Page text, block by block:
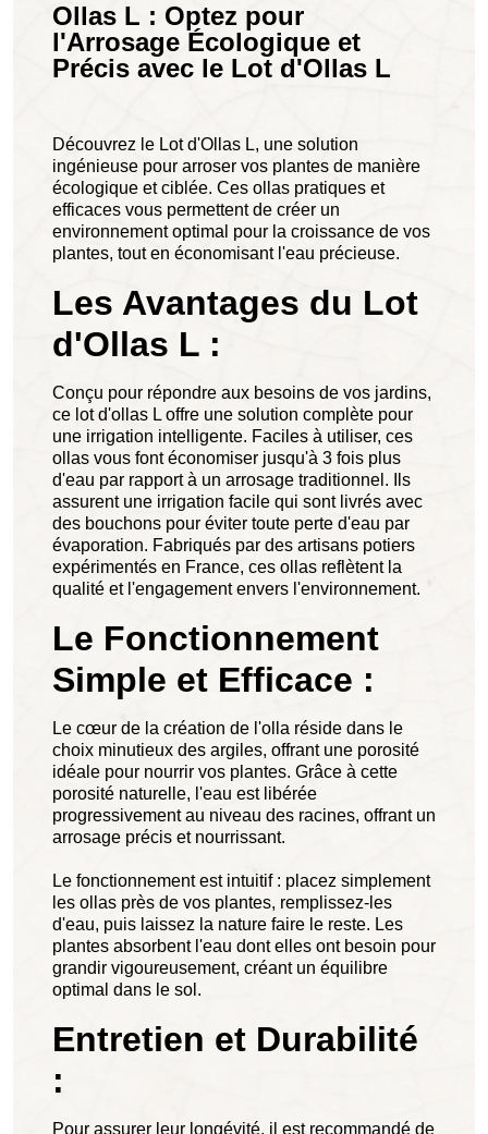
Ollas L : Optez pour
l'Arrosage Écologique et
Précis avec le Lot d'Ollas L
Découvrez le Lot d'Ollas L, une solution
ingénieuse pour arroser vos plantes de manière
écologique et ciblée. Ces ollas pratiques et
efficaces vous permettent de créer un
environnement optimal pour la croissance de vos
plantes, tout en économisant l'eau précieuse.
Les Avantages du Lot
d'Ollas L :
Conçu pour répondre aux besoins de vos jardins,
ce lot d'ollas L offre une solution complète pour
une irrigation intelligente. Faciles à utiliser, ces
ollas vous font économiser jusqu'à 3 fois plus
d'eau par rapport à un arrosage traditionnel. Ils
assurent une irrigation facile qui sont livrés avec
des bouchons pour éviter toute perte d'eau par
évaporation. Fabriqués par des artisans potiers
expérimentés en France, ces ollas reflètent la
qualité et l'engagement envers l'environnement.
Le Fonctionnement
Simple et Efficace :
Le cœur de la création de l'olla réside dans le
choix minutieux des argiles, offrant une porosité
idéale pour nourrir vos plantes. Grâce à cette
porosité naturelle, l'eau est libérée
progressivement au niveau des racines, offrant un
arrosage précis et nourrissant.
Le fonctionnement est intuitif : placez simplement
les ollas près de vos plantes, remplissez-les
d'eau, puis laissez la nature faire le reste. Les
plantes absorbent l'eau dont elles ont besoin pour
grandir vigoureusement, créant un équilibre
optimal dans le sol.
Entretien et Durabilité
:
Pour assurer leur longévité, il est recommandé de